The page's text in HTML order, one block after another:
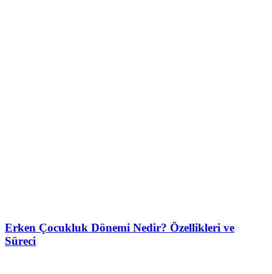
Erken Çocukluk Dönemi Nedir? Özellikleri ve
Süreci